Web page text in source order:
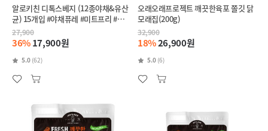
알로키친 디톡스베지 (12종야채&유산
균) 15개입 #야채퓨레 #미트프리 #췌
장염
27,900
36%17,900원
5.0 (62)
오래오래프로젝트 깨끗한육포 쫄깃 닭
모래집(200g)
32,900
18%26,900원
5.0 (6)